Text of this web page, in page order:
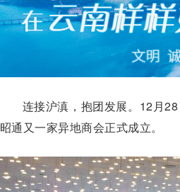
连接沪滇，抱团发展。12月
昭通又一家异地商会正式成立。